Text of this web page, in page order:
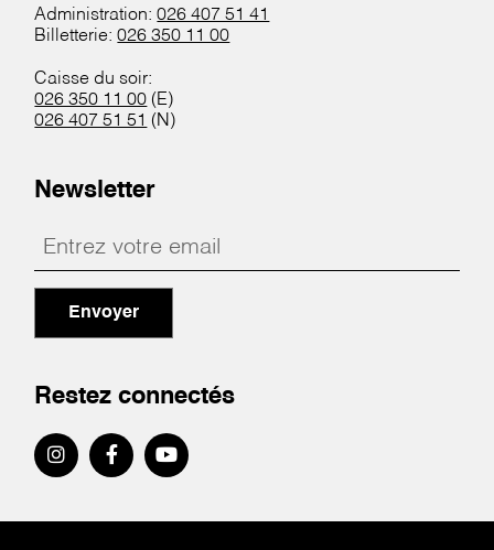
Administration:026 407 51 41
Billetterie:026 350 11 00
Caisse du soir:
026 350 11 00 (E)
026 407 51 51 (N)
Newsletter
Envoyer
Restez connectés